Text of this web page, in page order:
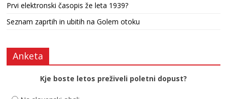
Prvi elektronski časopis že leta 1939?
Seznam zaprtih in ubitih na Golem otoku
Anketa
Kje boste letos preživeli poletni dopust?